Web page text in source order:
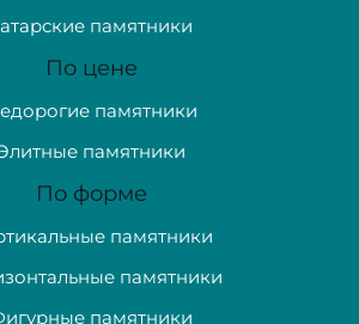
памятники
По цене
памятники
памятники
По форме
памятники
памятники
памятники